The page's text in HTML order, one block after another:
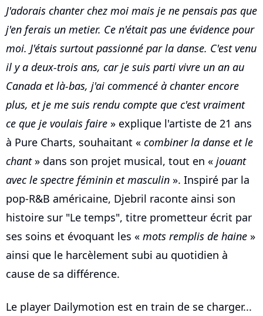
J'adorais chanter chez moi mais je ne pensais pas que
j'en ferais un metier. Ce n'était pas une évidence pour
moi. J'étais surtout passionné par la danse. C'est venu
il y a deux-trois ans, car je suis parti vivre un an au
Canada et là-bas, j'ai commencé à chanter encore
plus, et je me suis rendu compte que c'est vraiment
ce que je voulais faire » explique l'artiste de 21 ans
à Pure Charts, souhaitant « combiner la danse et le
chant» dans son projet musical, tout en « jouant
avec le spectre féminin et masculin ». Inspiré par la
pop-R&B américaine, Djebril raconte ainsi son
histoire sur "Le temps", titre prometteur écrit par
ses soins et évoquant les « mots remplis de haine »
ainsi que le harcèlement subi au quotidien à
cause de sa différence.
Le player Dailymotion est en train de se charger...